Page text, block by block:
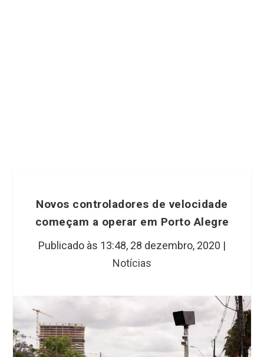
Novos controladores de velocidade
começam a operar em Porto Alegre
Publicado às 13:48, 28 dezembro, 2020 |
Notícias